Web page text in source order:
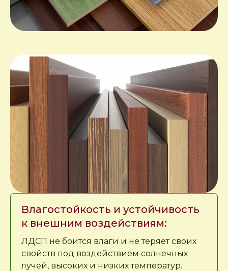
Влагостойкость и устойчивость
к внешним воздействиям:
ЛДСП не боится влаги и не теряет своих
свойств под воздействием солнечных
лучей, высоких и низких температур.